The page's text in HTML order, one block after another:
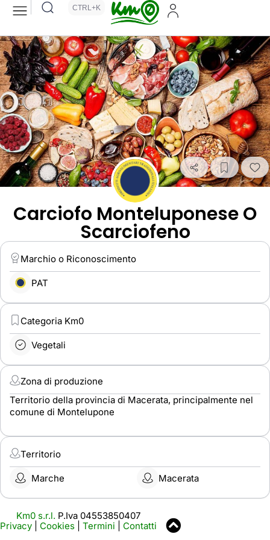
CTRL+K
Carciofo Monteluponese O
Scarciofeno
Marchio o Riconoscimento
PAT
Categoria Km0
Vegetali
Zona di produzione
Territorio della provincia di Macerata, principalmente nel
comune di Montelupone
Territorio
Marche Macerata
Km0 s.r.l. P.Iva 04553850407
Privacy
Cookies Termini Contatti